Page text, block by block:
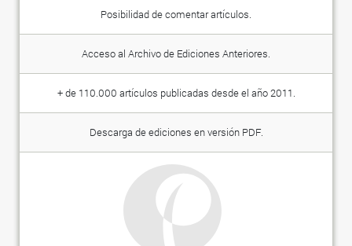
Posibilidad de comentar artículos.
Acceso al Archivo de Ediciones Anteriores.
+ de 110.000 artículos publicadas desde el año 2011.
Descarga de ediciones en versión PDF.